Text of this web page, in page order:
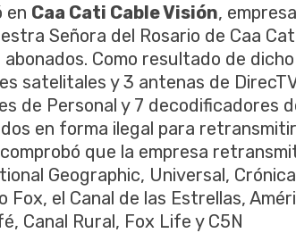
en Caa Cati Cable Visión,
Señora del Rosario de Caa
Como resultado de dicho
satelitales y 3 antenas de
de Personal y 7 decodificadores
en forma ilegal para retransmitir
que la empresa
Geographic, Universal,
Fox, el Canal de las Estrellas,
Canal Rural, Fox Life y C5N